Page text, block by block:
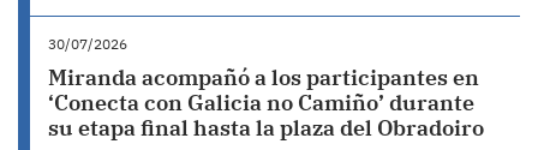
30/07/2026
Miranda acompañó a los participantes en
‘Conecta con Galicia no Camiño’ durante
su etapa final hasta la plaza del Obradoiro